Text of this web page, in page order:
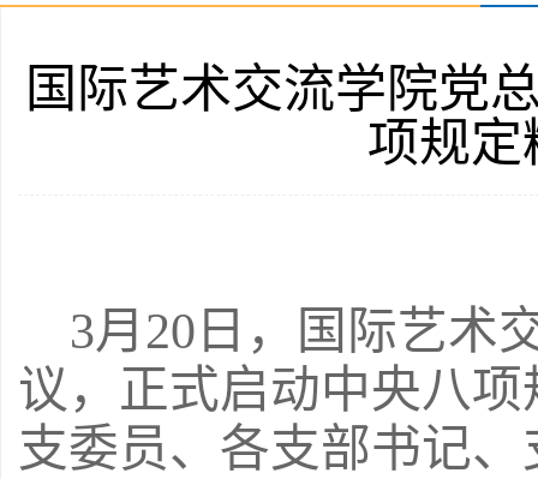
国际艺术交流学院党
项规定
3月20日，国际艺术
议，正式启动中央八
支委员、各支部书记